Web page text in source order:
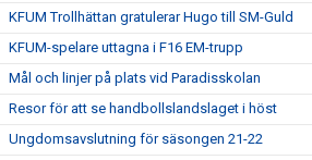
KFUM Trollhättan gratulerar Hugo till SM-Guld
KFUM-spelare uttagna i F16 EM-trupp
Mål och linjer på plats vid Paradisskolan
Resor för att se handbollslandslaget i höst
Ungdomsavslutning för säsongen 21-22